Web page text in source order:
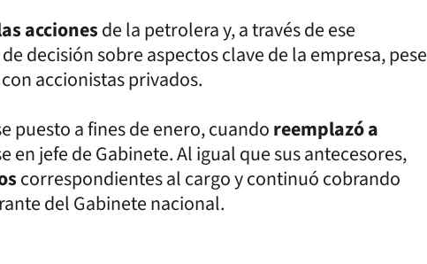
accionesde la petrolera y, a través de ese
decisión sobre aspectos clave de la empresa, pese
accionistas privados.
puesto a fines de enero, cuandoreemplazó a
en jefe de Gabinete. Al igual que sus antecesores,
correspondientes al cargo y continuó cobrando
del Gabinete nacional.